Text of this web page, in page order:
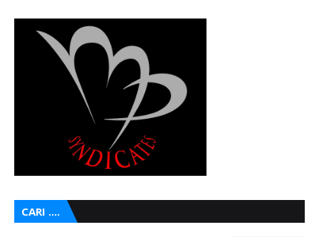
CARI ....